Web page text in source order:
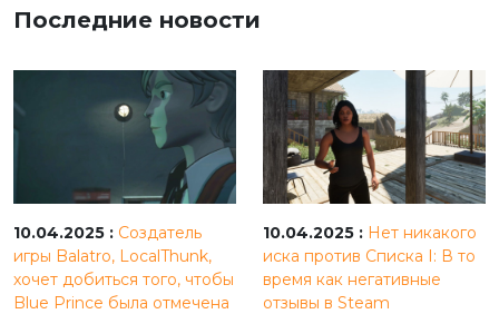
Последние новости
10.04.2025 : Создатель
игры Balatro, LocalThunk,
хочет добиться того, чтобы
Blue Prince была отмечена
10.04.2025 : Нет никакого
иска против Списка I: В то
время как негативные
отзывы в Steam